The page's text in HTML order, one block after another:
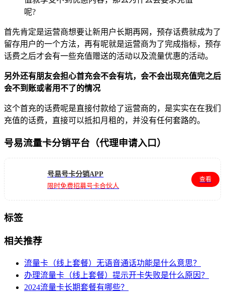
呢?
首先肯定是运营商想要让新用户长期再网，预存话费就成为了
留存用户的一个方法，再有呢就是运营商为了完成指标，预存
话费之后才会有一些充值赠送的活动以及流量优惠的活动。
另外还有朋友会担心首充会不会有坑，会不会出现充值完之后
会不到账或者用不了的情况
这个首充的话费呢是直接付款给了运营商的，是实实在在我们
充值的话费，直接可以抵扣月租的，并没有任何套路的。
号易流量卡分销平台（代理申请入口）
号易号卡分销APP
限时免费招募号卡合伙人
查看
标签
相关推荐
流量卡（线上套餐）无语音通话功能是什么意思？
办理流量卡（线上套餐）提示开卡失败是什么原因？
2024流量卡长期套餐有哪些？